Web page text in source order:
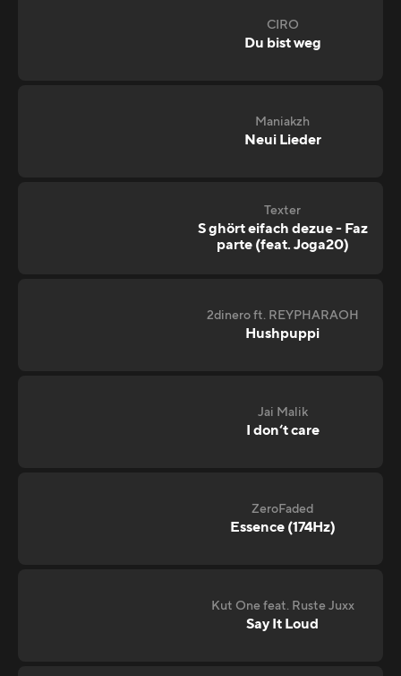
CIRO
Du bist weg
Maniakzh
Neui Lieder
Texter
S ghört eifach dezue - Faz
parte (feat. Joga20)
2dinero ft. REYPHARAOH
Hushpuppi
Jai Malik
I don‘t care
ZeroFaded
Essence (174Hz)
Kut One feat. Ruste Juxx
Say It Loud